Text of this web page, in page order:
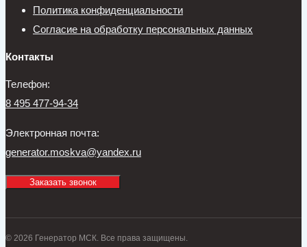
Политика конфиденциальности
Согласие на обработку персональных данных
Контакты
Телефон:
8 495 477-94-34
Электронная почта:
generator.moskva@yandex.ru
Заказать звонок
© 2026 Генератор МСК. Все права защищены.